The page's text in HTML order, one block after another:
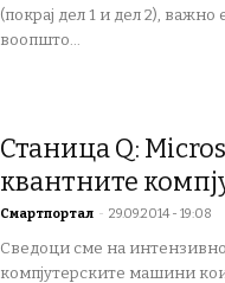
(покрај дел 1 и дел 2),
воопшто...
Станица Q:
квантните
Смартпортал - 29.09.2014 - 19:08
Сведоци сме на
компјутерските машини